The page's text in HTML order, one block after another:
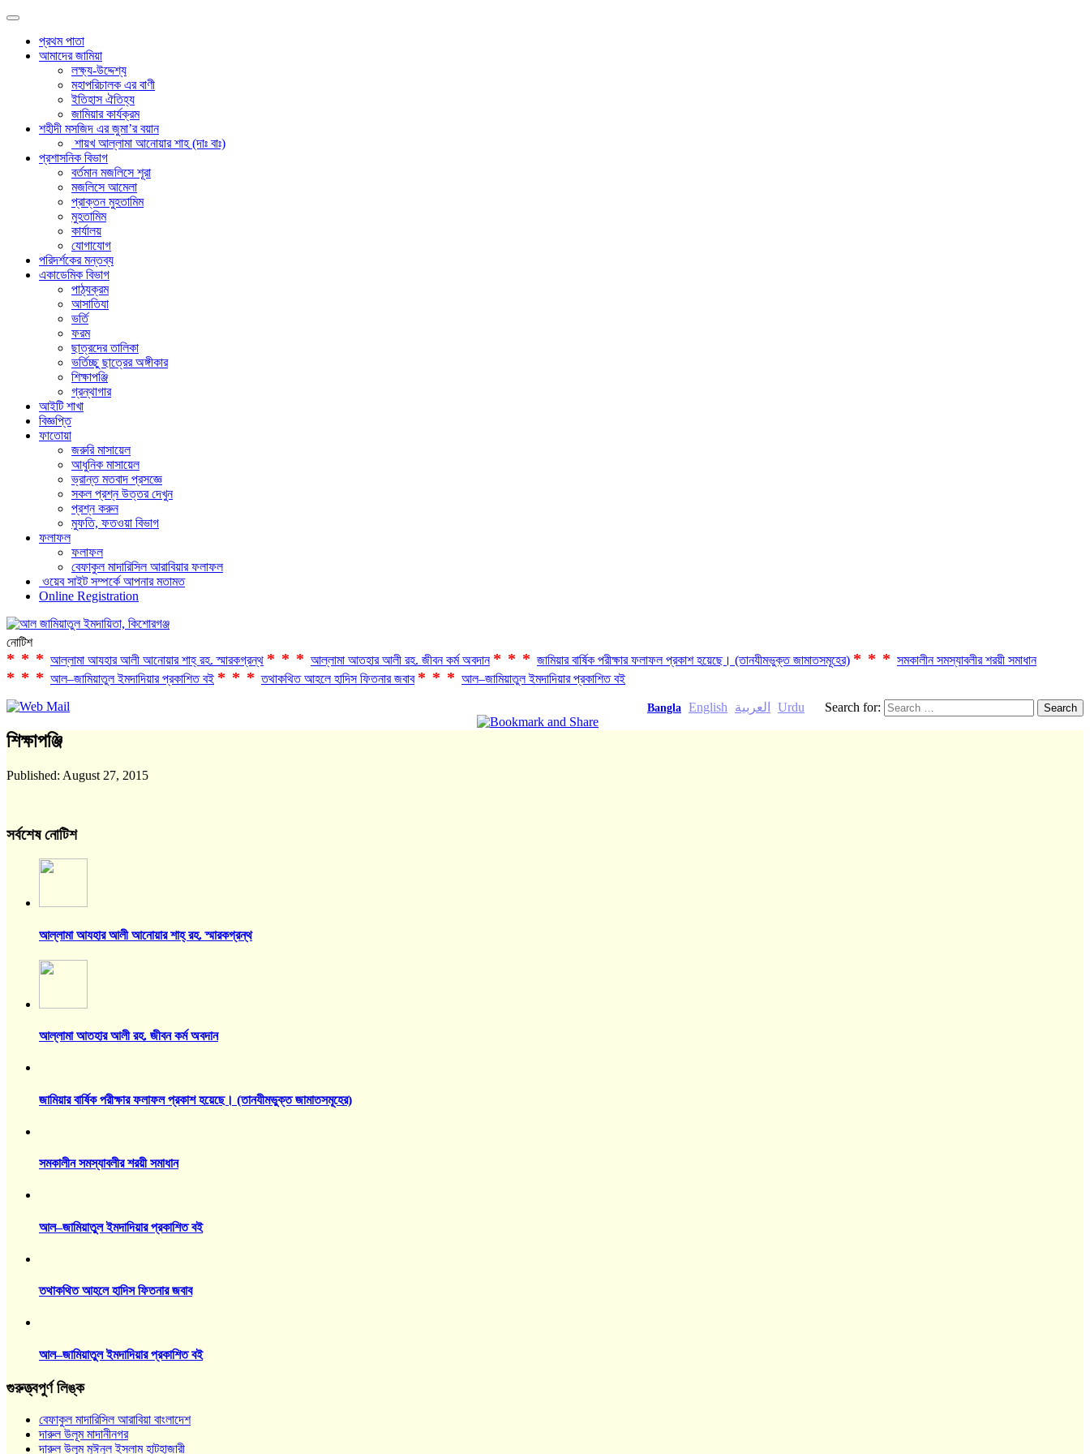
প্রথম পাতা
আমাদের জামিয়া
লক্ষ্য-উদ্দেশ্য
মহাপরিচালক এর বাণী
ইতিহাস ঐতিহ্য
জামিয়ার কার্যক্রম
শহীদী মসজিদ এর জুমা’র বয়ান
শায়খ আল্লামা আনোয়ার শাহ (দাঃ বাঃ)
প্রশাসনিক বিভাগ
বর্তমান মজলিসে শূরা
মজলিসে আমেলা
প্রাক্তন মুহতামিম
মুহতামিম
কার্যালয়
যোগাযোগ
পরিদর্শকের মন্তব্য
একাডেমিক বিভাগ
পাঠ্যক্রম
আসাতিযা
ভর্তি
ফরম
ছাত্রদের তালিকা
ভর্তিচ্ছু ছাত্রের অঙ্গীকার
শিক্ষাপঞ্জি
গ্রন্থাগার
আইটি শাখা
বিজ্ঞপ্তি
ফাতোয়া
জরুরি মাসায়েল
আধুনিক মাসায়েল
ভ্রান্ত মতবাদ প্রসজ্ঞে
সকল প্রশ্ন উত্তর দেখুন
প্রশ্ন করুন
মুফতি, ফতওয়া বিভাগ
ফলাফল
ফলাফল
বেফাকুল মাদারিসিল আরাবিয়ার ফলাফল
ওয়েব সাইট সম্পর্কে আপনার মতামত
Online Registration
নোটিশ
*** আল্লামা আযহার আলী আনোয়ার শাহ্‌ রহ. স্মারকগ্রন্থ *** আল্লামা আতহার আলী রহ. জীবন কর্ম অবদান *** জামিয়ার বার্ষিক পরীক্ষার ফলাফল প্রকাশ হয়েছে। (তানযীমভুক্ত জামাতসমূহের) *** সমকালীন সমস্যাবলীর শরয়ী সমাধান
*** আল–জামিয়াতুল ইমদাদিয়ার প্রকাশিত বই ***তথাকথিত আহলে হাদিস ফিতনার জবাব *** আল–জামিয়াতুল ইমদাদিয়ার প্রকাশিত বই
Search for:
Bangla English العربية Urdu
শিক্ষাপঞ্জি
Published: August 27, 2015
সর্বশেষ নোটিশ
আল্লামা আযহার আলী আনোয়ার শাহ্‌ রহ. স্মারকগ্রন্থ
আল্লামা আতহার আলী রহ. জীবন কর্ম অবদান
জামিয়ার বার্ষিক পরীক্ষার ফলাফল প্রকাশ হয়েছে। (তানযীমভুক্ত জামাতসমূহের)
সমকালীন সমস্যাবলীর শরয়ী সমাধান
আল–জামিয়াতুল ইমদাদিয়ার প্রকাশিত বই
তথাকথিত আহলে হাদিস ফিতনার জবাব
আল–জামিয়াতুল ইমদাদিয়ার প্রকাশিত বই
গুরুত্ত্বপুর্ণ লিঙ্ক
বেফাকুল মাদারিসিল আরাবিয়া বাংলাদেশ
দারুল উলূম মাদানীনগর
দারুল উলূম মুঈনুল ইসলাম হাটহাজারী